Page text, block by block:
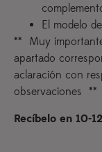
El modelo
** Muy
apartado
aclaración con
observaciones **
Recíbelo en 10-